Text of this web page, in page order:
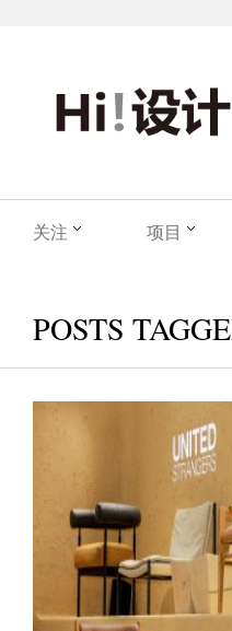
关注 项目
POSTS